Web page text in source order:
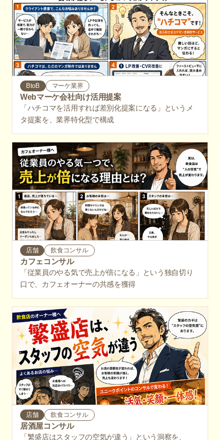
BtoB マーケ業界
Webマーケ会社向け活用提案
「ハチコマを活用すれば差別化提案になる」というメ
タ提案を、業界特化型で構成
店舗 飲食コンサル
カフェコンサル
「従業員のやる気で売上が倍になる」という独自切り
口で、カフェオーナーの共感を獲得
店舗 飲食コンサル
居酒屋コンサル
「繁盛店はスタッフの空気が違う」という洞察を、